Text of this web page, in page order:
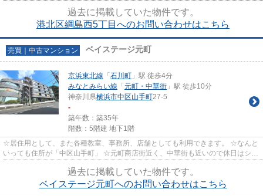
過去に掲載していた物件です。
港北区綱島西5丁目へのお問い合わせはこちら
売買｜中古マンション ベイステージ元町
京浜東北線 「 石川町 」駅 徒歩4分
みなとみらい線 「 元町・中華街 」駅 徒歩10分
神奈川県横浜市中区山手町27-5
-
築年数：築35年
階数：5階建 地下1階
☆居住用として、また各種教室、事務所、店舗としても利用できます。 ☆なんと
いっても住所が「中区山手町」 ☆元町商店街近く、中華街も近いので休日はショ
過去に掲載していた物件です。
ベイステージ元町へのお問い合わせはこちら